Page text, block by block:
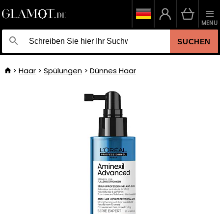
SUCHEN
MENU
Haar Spülungen Dünnes Haar